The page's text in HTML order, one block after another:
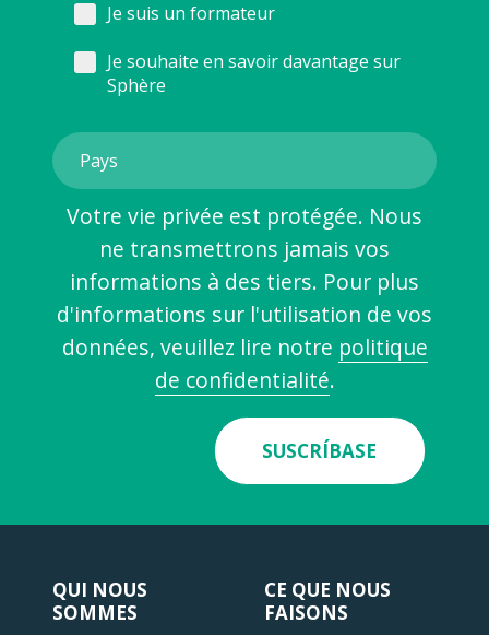
Je suis un formateur
Je souhaite en savoir davantage sur
Sphère
Votre vie privée est protégée. Nous
ne transmettrons jamais vos
informations à des tiers. Pour plus
d'informations sur l'utilisation de vos
données, veuillez lire notre politique
de confidentialité.
SUSCRÍBASE
QUI NOUS
SOMMES
CE QUE NOUS
FAISONS